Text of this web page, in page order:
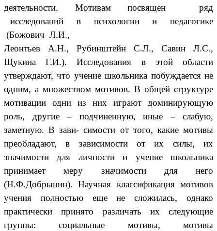
деятельности. Мотивам посвящен ряд
исследований в психологии и педагогике
(Божович Л.И.,
Леонтьев А.Н., Рубинштейн С.Л., Савин Л.С.,
Щукина Г.И.). Исследования в этой области
утверждают, что учение школьника побуждается не
одним, а множеством мотивов. В общей структуре
мотивации одни из них играют доминирующую
роль, другие – подчиненную, иные – слабую,
заметную. В зави- симости от того, какие мотивы
преобладают, в зависимости от их силы, их
значимости для личности и учение школьника
принимает меру значимости для него
(Н.Ф.Добрынин). Научная классификация мотивов
учения полностью еще не сложилась, однако
практически принято различать их следующие
группы: социальные мотивы, мотивы